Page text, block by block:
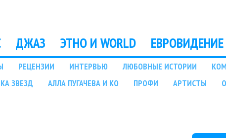
ДЖАЗ ЭТНО И WORLD ЕВРОВИДЕНИЕ
РЕЦЕНЗИИ ИНТЕРВЬЮ ЛЮБОВНЫЕ ИСТОРИИ
ЗВЕЗД АЛЛА ПУГАЧЕВА И КО ПРОФИ АРТИСТЫ